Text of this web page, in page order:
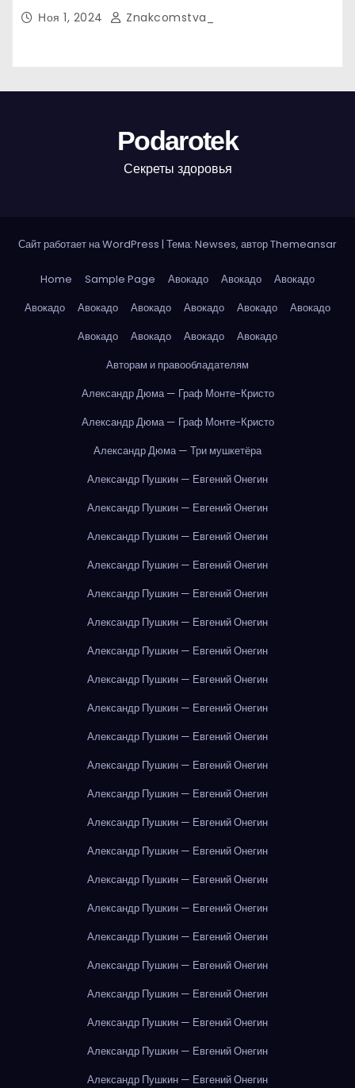
Ноя 1, 2024 Znakcomstva_
Podarotek
Секреты здоровья
Сайт работает на WordPress | Тема: Newses, авторThemeansar
Home Sample Page Авокадо Авокадо
Авокадо
Авокадо
Авокадо Авокадо Авокадо Авокадо
Авокадо
Авокадо
Авокадо Авокадо
Авокадо
Авторам и правообладателям
Александр Дюма — Граф Монте-Кристо
Александр Дюма — Граф Монте-Кристо
Александр Дюма — Три мушкетёра
Александр Пушкин — Евгений Онегин
Александр Пушкин — Евгений Онегин
Александр Пушкин — Евгений Онегин
Александр Пушкин — Евгений Онегин
Александр Пушкин — Евгений Онегин
Александр Пушкин — Евгений Онегин
Александр Пушкин — Евгений Онегин
Александр Пушкин — Евгений Онегин
Александр Пушкин — Евгений Онегин
Александр Пушкин — Евгений Онегин
Александр Пушкин — Евгений Онегин
Александр Пушкин — Евгений Онегин
Александр Пушкин — Евгений Онегин
Александр Пушкин — Евгений Онегин
Александр Пушкин — Евгений Онегин
Александр Пушкин — Евгений Онегин
Александр Пушкин — Евгений Онегин
Александр Пушкин — Евгений Онегин
Александр Пушкин — Евгений Онегин
Александр Пушкин — Евгений Онегин
Александр Пушкин — Евгений Онегин
Александр Пушкин — Евгений Онегин